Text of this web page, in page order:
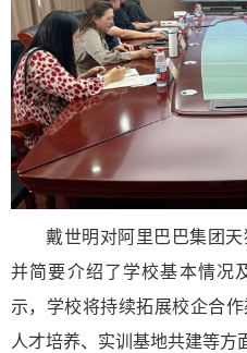
戴世明对阿里巴巴集团天
并简要介绍了学校基本情况
示，学校将持续拓展校企合
人才培养、实训基地共建等方